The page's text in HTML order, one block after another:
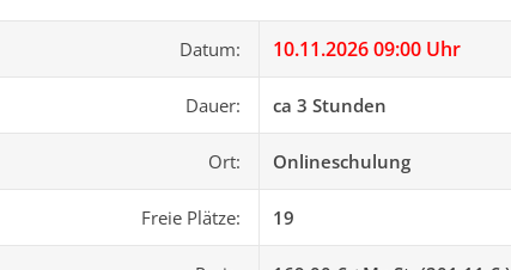
Datum: 10.11.2026 09:00 Uhr
Dauer: ca 3 Stunden
Ort: Onlineschulung
Freie Plätze: 19